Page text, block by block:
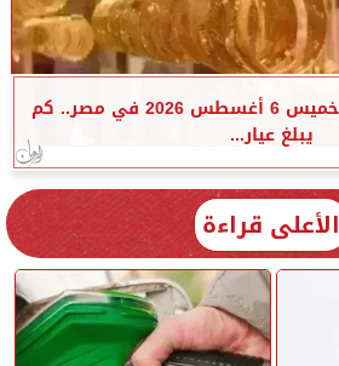
أسعار الذهب اليوم الخميس 6 أغسطس 2026 في مصر.. كم
يبلغ عيار...
الأعلى قراءة